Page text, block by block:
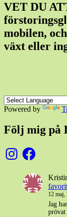
VET DU
mobilen,
växt eller
Powered by
Följ mig på
InstagramFacebook
12 maj,
Jag
prövat